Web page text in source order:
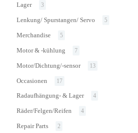
Lager 3
Lenkung/ Spurstangen/ Servo 5
Merchandise 5
Motor & -kühlung 7
Motor/Dichtung/-sensor 13
Occasionen 17
Radaufhängung- & Lager 4
Räder/Felgen/Reifen 4
Repair Parts 2